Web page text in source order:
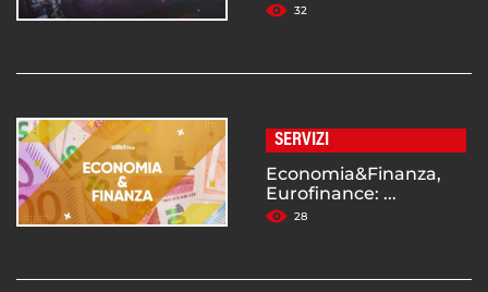
32
SERVIZI
Economia&Finanza,
Eurofinance: ...
28